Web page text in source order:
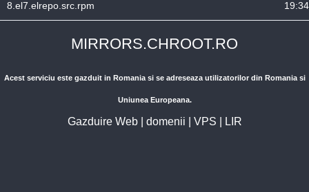
8.el7.elrepo.src.rpm
19:34
MIRRORS.CHROOT.RO
Acest serviciu este gazduit in Romania si se adreseaza utilizatorilor din Romania si
Uniunea Europeana.
Gazduire Web| domenii VPS LIR